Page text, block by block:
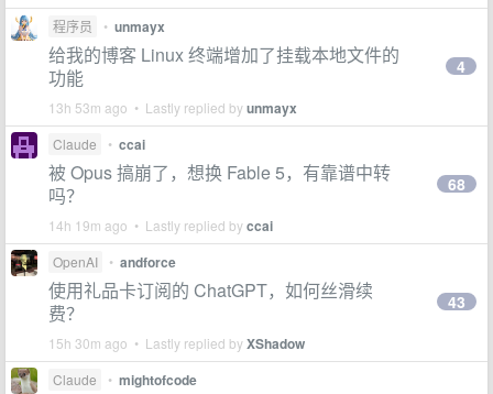
程序员 • unmayx
给我的博客 Linux 终端增加了挂载本地文件的
功能
13h 53m ago • Lastly replied byunmayx
4
Claude • ccai
被 Opus 搞崩了，想换 Fable 5，有靠谱中转
吗？
14h 19m ago • Lastly replied byccai
68
OpenAI • andforce
使用礼品卡订阅的 ChatGPT，如何丝滑续
费？
15h 30m ago • Lastly replied byXShadow
43
Claude • mightofcode